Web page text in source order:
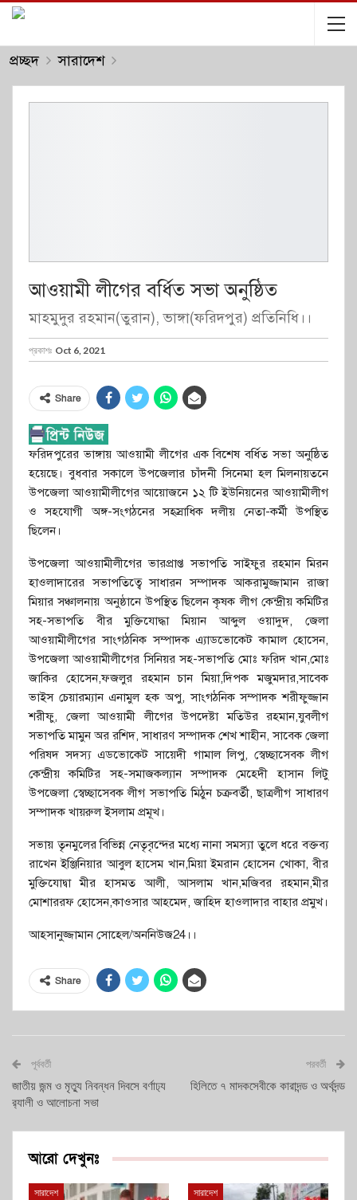
প্রচ্ছদ সারাদেশ
আওয়ামী লীগের বর্ধিত সভা অনুষ্ঠিত
মাহমুদুর রহমান(তুরান), ভাঙ্গা(ফরিদপুর) প্রতিনিধি।।
প্রকাশঃ Oct 6, 2021
Share
ফরিদপুরের ভাঙ্গায় আওয়ামী লীগের এক বিশেষ বর্ধিত সভা অনুষ্ঠিত
হয়েছে। বুধবার সকালে উপজেলার চাঁদনী সিনেমা হল মিলনায়তনে
উপজেলা আওয়ামীলীগের আয়োজনে ১২ টি ইউনিয়নের আওয়ামীলীগ
ও সহযোগী অঙ্গ-সংগঠনের সহস্রাধিক দলীয় নেতা-কর্মী উপস্থিত
ছিলেন।
উপজেলা আওয়ামীলীগের ভারপ্রাপ্ত সভাপতি সাইফুর রহমান মিরন
হাওলাদারের সভাপতিত্বে সাধারন সম্পাদক আকরামুজ্জামান রাজা
মিয়ার সঞ্চালনায় অনুষ্ঠানে উপস্থিত ছিলেন কৃষক লীগ কেন্দ্রীয় কমিটির
সহ-সভাপতি বীর মুক্তিযোদ্ধা মিয়ান আব্দুল ওয়াদুদ, জেলা
আওয়ামীলীগের সাংগঠনিক সম্পাদক এ্যাডভোকেট কামাল হোসেন,
উপজেলা আওয়ামীলীগের সিনিয়র সহ-সভাপতি মোঃ ফরিদ খান,মোঃ
জাকির হোসেন,ফজলুর রহমান চান মিয়া,দিপক মজুমদার,সাবেক
ভাইস চেয়ারম্যান এনামুল হক অপু, সাংগঠনিক সম্পাদক শরীফুজ্জান
শরীফু, জেলা আওয়ামী লীগের উপদেষ্টা মতিউর রহমান,যুবলীগ
সভাপতি মামুন অর রশিদ, সাধারণ সম্পাদক শেখ শাহীন, সাবেক জেলা
পরিষদ সদস্য এডভোকেট সায়েদী গামাল লিপু, স্বেচ্ছাসেবক লীগ
কেন্দ্রীয় কমিটির সহ-সমাজকল্যান সম্পাদক মেহেদী হাসান লিটু
উপজেলা স্বেচ্ছাসেবক লীগ সভাপতি মিঠুন চক্রবর্তী, ছাত্রলীগ সাধারণ
সম্পাদক খায়রুল ইসলাম প্রমূখ।
সভায় তৃনমুলের বিভিন্ন নেতৃবৃন্দের মধ্যে নানা সমস্যা তুলে ধরে বক্তব্য
রাখেন ইঞ্জিনিয়ার আবুল হাসেম খান,মিয়া ইমরান হোসেন খোকা, বীর
মুক্তিযোদ্বা মীর হাসমত আলী, আসলাম খান,মজিবর রহমান,মীর
মোশাররফ হোসেন,কাওসার আহমেদ, জাহিদ হাওলাদার বাহার প্রমুখ।
আহসানুজ্জামান সোহেল/অননিউজ24।।
Share
পূর্ববর্তী
জাতীয় জন্ম ও মৃত‍্যু নিবন্ধন দিবসে বর্ণাঢ‍্য
র‍্যালী ও আলোচনা সভা
পরবর্তী
হিলিতে ৭ মাদকসেবীকে কারাদন্ড ও অর্থদন্ড
আরো দেখুনঃ
সারাদেশ সারাদেশ